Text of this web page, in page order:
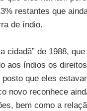
restantes que
de índio.
cidadã” de 1988,
aos índios os
que eles
novo reconhece
bem como a